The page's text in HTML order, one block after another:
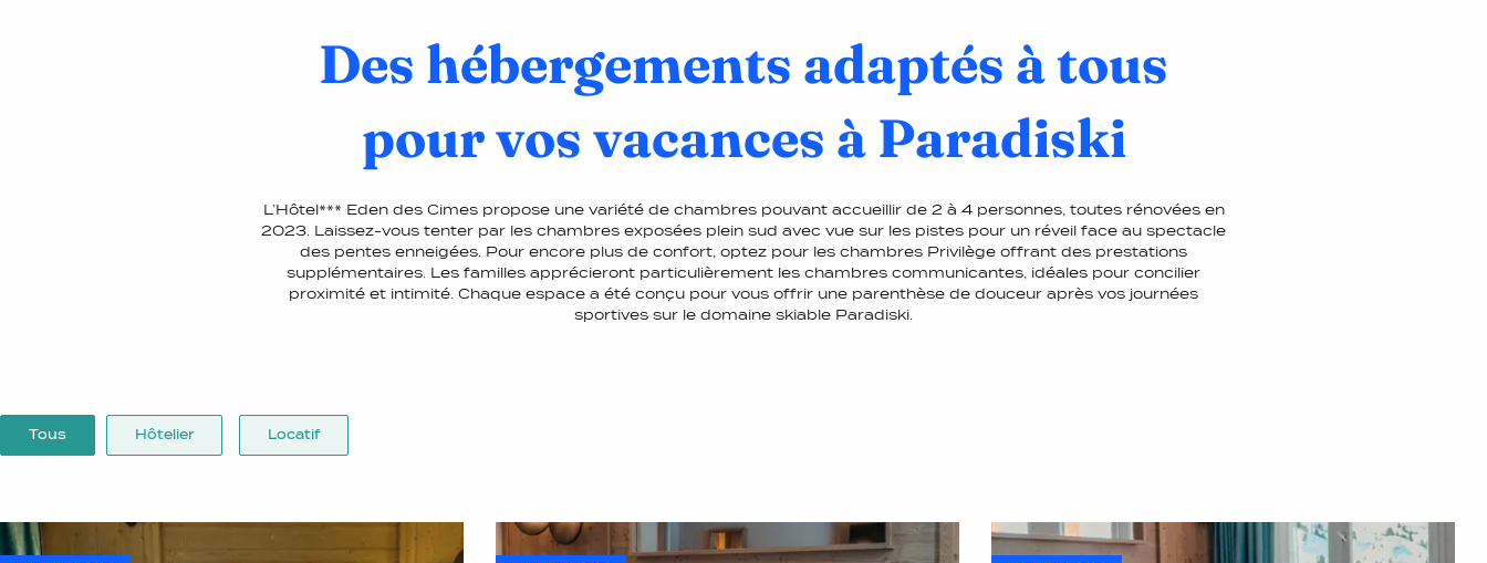
Des hébergements adaptés à tous
pour vos vacances à Paradiski
L’Hôtel*** Eden des Cimes propose une variété de chambres pouvant accueillir de 2 à 4 personnes, toutes rénovées en
2023. Laissez-vous tenter par les chambres exposées plein sud avec vue sur les pistes pour un réveil face au spectacle
des pentes enneigées. Pour encore plus de confort, optez pour les chambres Privilège offrant des prestations
supplémentaires. Les familles apprécieront particulièrement les chambres communicantes, idéales pour concilier
proximité et intimité. Chaque espace a été conçu pour vous offrir une parenthèse de douceur après vos journées
sportives sur le domaine skiable Paradiski.
Tous Hôtelier Locatif